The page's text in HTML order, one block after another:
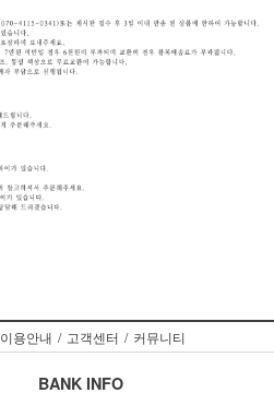
이용안내 / 고객센터 / 커뮤니티
BANK INFO